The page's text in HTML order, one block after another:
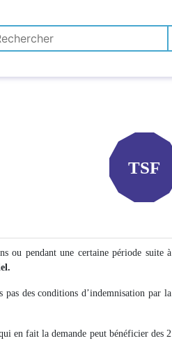
TSF
ou pendant une certaine période suite à
des conditions d’indemnisation par la
en fait la demande peut bénéficier des 2